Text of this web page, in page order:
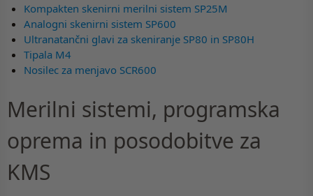
Kompakten skenirni merilni sistem SP25M
Analogni skenirni sistem SP600
Ultranatančni glavi za skeniranje SP80 in SP80H
Tipala M4
Nosilec za menjavo SCR600
Merilni sistemi, programska
oprema in posodobitve za
KMS